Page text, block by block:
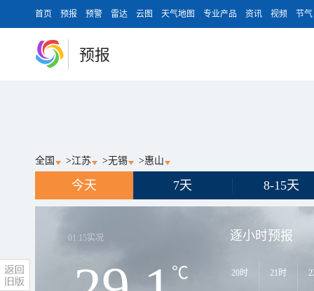
首页 预报 预警 雷达 云图 天气地图 专业产品 资讯 视频 节气
预报
全国 >江苏 >无锡 >惠山
今天 7天 8-15天
01:15实况
℃
逐小时预报
20时 21时